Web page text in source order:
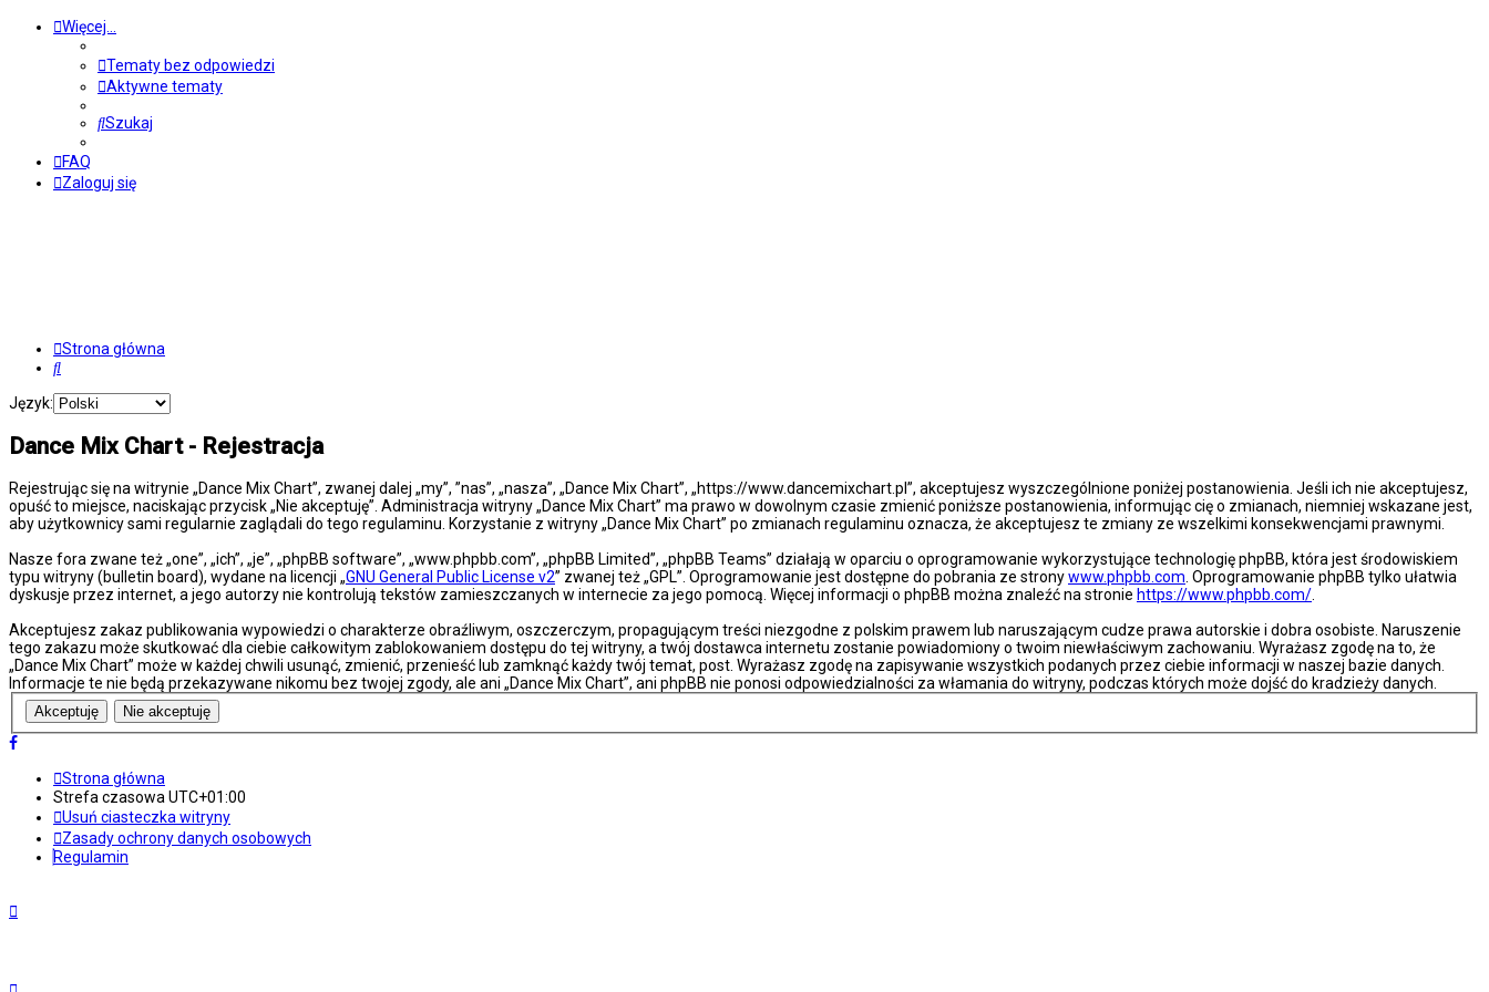
Więcej…
Tematy bez odpowiedzi
Aktywne tematy
Szukaj
FAQ
Zaloguj się
Strona główna
Szukaj
Język:
Dance Mix Chart - Rejestracja
Rejestrując się na witrynie „Dance Mix Chart”, zwanej dalej „my”, ”nas”, „nasza”, „Dance Mix Chart”, „https://www.dancemixchart.pl”, akceptujesz wyszczególnione poniżej postanowienia. Jeśli ich nie akceptujesz,
opuść to miejsce, naciskając przycisk „Nie akceptuję”. Administracja witryny „Dance Mix Chart” ma prawo w dowolnym czasie zmienić poniższe postanowienia, informując cię o zmianach, niemniej wskazane jest,
aby użytkownicy sami regularnie zaglądali do tego regulaminu. Korzystanie z witryny „Dance Mix Chart” po zmianach regulaminu oznacza, że akceptujesz te zmiany ze wszelkimi konsekwencjami prawnymi.
Nasze fora zwane też „one”, „ich”, „je”, „phpBB software”, „www.phpbb.com”, „phpBB Limited”, „phpBB Teams” działają w oparciu o oprogramowanie wykorzystujące technologię phpBB, która jest środowiskiem
typu witryny (bulletin board), wydane na licencji „GNU General Public License v2” zwanej też „GPL”. Oprogramowanie jest dostępne do pobrania ze stronywww.phpbb.com . Oprogramowanie phpBB tylko ułatwia
dyskusje przez internet, a jego autorzy nie kontrolują tekstów zamieszczanych w internecie za jego pomocą. Więcej informacji o phpBB można znaleźć na stronie https://www.phpbb.com/
Akceptujesz zakaz publikowania wypowiedzi o charakterze obraźliwym, oszczerczym, propagującym treści niezgodne z polskim prawem lub naruszającym cudze prawa autorskie i dobra osobiste. Naruszenie
tego zakazu może skutkować dla ciebie całkowitym zablokowaniem dostępu do tej witryny, a twój dostawca internetu zostanie powiadomiony o twoim niewłaściwym zachowaniu. Wyrażasz zgodę na to, że
„Dance Mix Chart” może w każdej chwili usunąć, zmienić, przenieść lub zamknąć każdy twój temat, post. Wyrażasz zgodę na zapisywanie wszystkich podanych przez ciebie informacji w naszej bazie danych.
Informacje te nie będą przekazywane nikomu bez twojej zgody, ale ani „Dance Mix Chart”, ani phpBB nie ponosi odpowiedzialności za włamania do witryny, podczas których może dojść do kradzieży danych.
Strona główna
Strefa czasowaUTC+01:00
Usuń ciasteczka witryny
Zasady ochrony danych osobowych
Regulamin